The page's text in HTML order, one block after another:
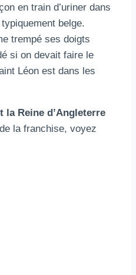
en train d’uriner dans
belge.
trempé ses doigts
si on devait faire le
Léon est dans les
la Reine d’Angleterre
la franchise, voyez